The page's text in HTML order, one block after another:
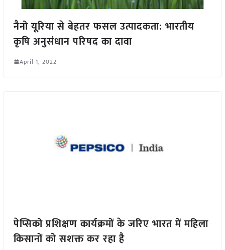
नैनो यूरिया से बेहतर फसल उत्पादकता: भारतीय
कृषि अनुसंधान परिषद का दावा
April 1, 2022
पेप्सिको प्रशिक्षण कार्यक्रमों के जरिए भारत में महिला
किसानों को सशक्त कर रहा है